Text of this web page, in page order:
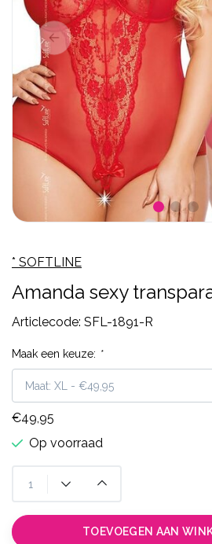
* SOFTLINE
Amanda sexy
Articlecode: SFL-1891-R
Maak een keuze: *
€49,95
Op voorraad
TOEVOEGEN AAN